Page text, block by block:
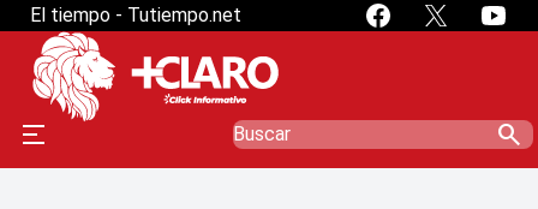
El tiempo - Tutiempo.net
search